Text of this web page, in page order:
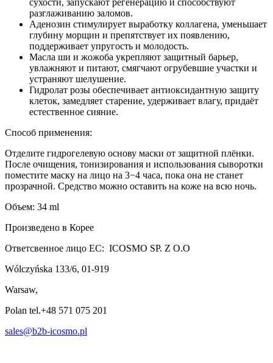
разглаживанию заломов.
Аденозин стимулирует выработку коллагена, уменьшает
глубину морщин и препятствует их появлению,
поддерживает упругость и молодость.
Масла ши и жожоба укрепляют защитный барьер,
увлажняют и питают, смягчают огрубевшие участки и
устраняют шелушение.
Гидролат розы обеспечивает антиоксидантную защиту
клеток, замедляет старение, удерживает влагу, придаёт
естественное сияние.
Способ применения:
Отделите гидрогелевую основу маски от защитной плёнки.
После очищения, тонизирования и использования сыворотки
поместите маску на лицо на 3−4 часа, пока она не станет
прозрачной. Средство можно оставить на коже на всю ночь.
Объем: 34 ml
Произведено в Корее
Ответсвенное лицо ЕС: ICOSMO SP. Z O.O
Wólczyńska 133/6, 01-919
Warsaw,
Polan tel.+48 571 075 201
sales@b2b-icosmo.pl